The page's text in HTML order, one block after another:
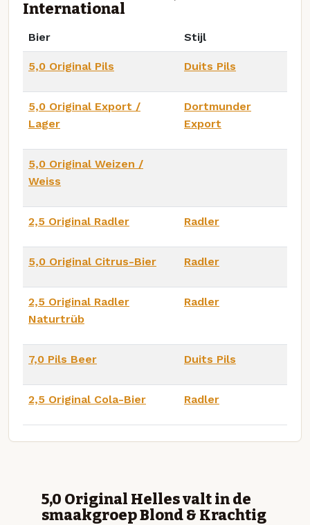
International
Bier Stijl
5,0 Original Pils Duits Pils
5,0 Original Export /
Lager
Dortmunder
Export
5,0 Original Weizen /
Weiss
2,5 Original Radler Radler
5,0 Original Citrus-Bier Radler
2,5 Original Radler
Naturtrüb
Radler
7,0 Pils Beer Duits Pils
2,5 Original Cola-Bier Radler
5,0 Original Helles valt in de
smaakgroep Blond & Krachtig